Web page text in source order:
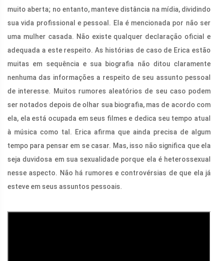
muito aberta; no entanto, manteve distância na mídia, dividindo
sua vida profissional e pessoal. Ela é mencionada por não ser
uma mulher casada. Não existe qualquer declaração oficial e
adequada a este respeito. As histórias de caso de Erica estão
muitas em sequência e sua biografia não ditou claramente
nenhuma das informações a respeito de seu assunto pessoal
de interesse. Muitos rumores aleatórios de seu caso podem
ser notados depois de olhar sua biografia, mas de acordo com
ela, ela está ocupada em seus filmes e dedica seu tempo atual
à música como tal. Erica afirma que ainda precisa de algum
tempo para pensar em se casar. Mas, isso não significa que ela
seja duvidosa em sua sexualidade porque ela é heterossexual
nesse aspecto. Não há rumores e controvérsias de que ela já
esteve em seus assuntos pessoais.